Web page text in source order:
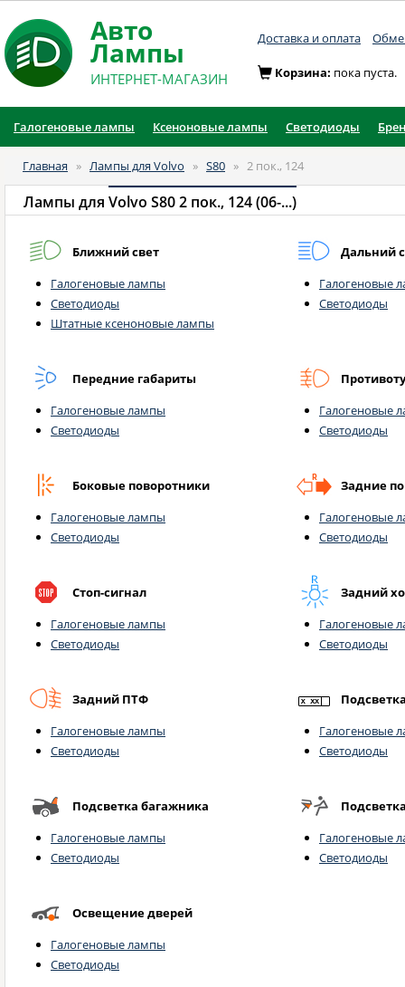
Авто
Лампы
ИНТЕРНЕТ-МАГАЗИН
Доставка и оплата
Корзина: пока пуста.
Галогеновые лампы Ксеноновые лампы Светодиоды
Главная » Лампы для Volvo » S80 » 2 пок., 124
Лампы для Volvo S80 2 пок., 124 (06-...)
Ближний свет
Галогеновые лампы
Светодиоды
Штатные ксеноновые лампы
Дальний
Галогеновые
Светодиоды
Передние габариты
Галогеновые лампы
Светодиоды
Галогеновые
Светодиоды
Боковые поворотники
Галогеновые лампы
Светодиоды
Задние
Галогеновые
Светодиоды
Стоп-сигнал
Галогеновые лампы
Светодиоды
Задний
Галогеновые
Светодиоды
Задний ПТФ
Галогеновые лампы
Светодиоды
Галогеновые
Светодиоды
Подсветка багажника
Галогеновые лампы
Светодиоды
Галогеновые
Светодиоды
Освещение дверей
Галогеновые лампы
Светодиоды